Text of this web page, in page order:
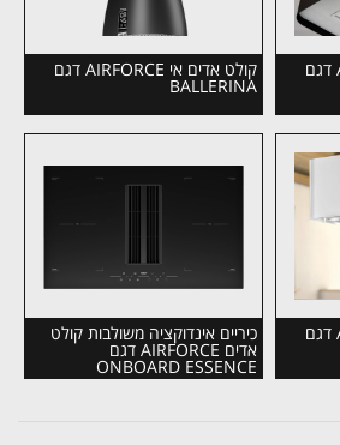
קולט אדים אי AIRFORCE דגם קולט אדים אי AIRFORCE דגם
BALLERINA
קולט אדים אי AIRFORCE דגם כיריים אינדוקציה משולבות קולט
אדים AIRFORCE דגם
ONBOARD ESSENCE